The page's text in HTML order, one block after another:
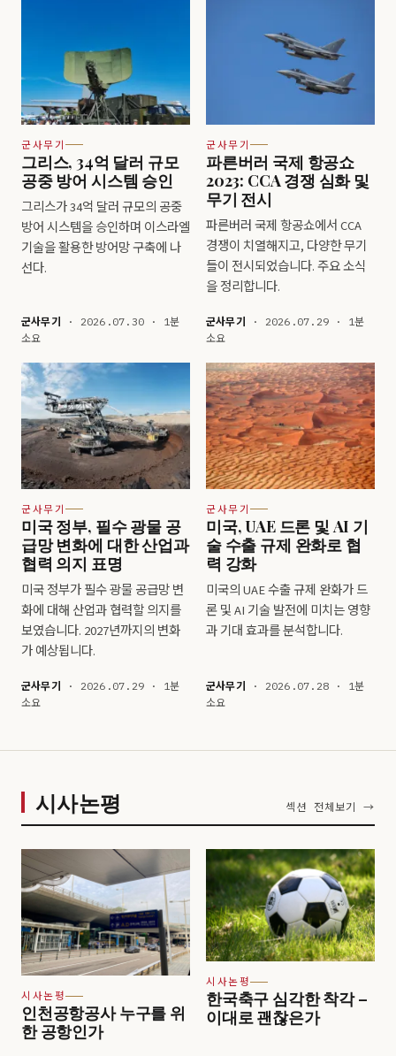
군사무기
그리스, 34억 달러 규모
공중 방어 시스템 승인
그리스가 34억 달러 규모의 공중
방어 시스템을 승인하며 이스라엘
기술을 활용한 방어망 구축에 나
선다.
군사무기 · 2026.07.30 · 1분
소요
군사무기
파른버러 국제 항공쇼
2023: CCA 경쟁 심화 및
무기 전시
파른버러 국제 항공쇼에서 CCA
경쟁이 치열해지고, 다양한 무기
들이 전시되었습니다. 주요 소식
을 정리합니다.
군사무기 · 2026.07.29 · 1분
소요
군사무기
미국 정부, 필수 광물 공
급망 변화에 대한 산업과
협력 의지 표명
미국 정부가 필수 광물 공급망 변
화에 대해 산업과 협력할 의지를
보였습니다. 2027년까지의 변화
가 예상됩니다.
군사무기
· 2026.07.29 · 1분
소요
군사무기
미국, UAE 드론 및 AI 기
술 수출 규제 완화로 협
력 강화
미국의 UAE 수출 규제 완화가 드
론 및 AI 기술 발전에 미치는 영향
과 기대 효과를 분석합니다.
군사무기
· 2026.07.28 · 1분
소요
시사논평 섹션 전체보기 →
시사논평
인천공항공사 누구를 위
한 공항인가
시사논평
한국축구 심각한 착각 –
이대로 괜찮은가